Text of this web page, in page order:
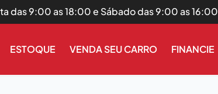
das 9:00 as 18:00 e Sábado das 9:00 as 16:00
ESTOQUE VENDA SEU CARRO FINANCIE